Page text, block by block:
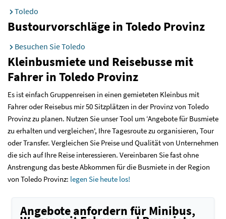
Toledo
Bustourvorschläge in Toledo Provinz
Besuchen Sie Toledo
Kleinbusmiete und Reisebusse mit
Fahrer in Toledo Provinz
Es ist einfach Gruppenreisen in einen gemieteten Kleinbus mit
Fahrer oder Reisebus mir 50 Sitzplätzen in der Provinz von Toledo
Provinz zu planen. Nutzen Sie unser Tool um ‘Angebote für Busmiete
zu erhalten und vergleichen', Ihre Tagesroute zu organisieren, Tour
oder Transfer. Vergleichen Sie Preise und Qualität von Unternehmen
die sich auf Ihre Reise interessieren. Vereinbaren Sie fast ohne
Anstrengung das beste Abkommen für die Busmiete in der Region
von Toledo Provinz: legen Sie heute los!
Angebote anfordern für Minibus,